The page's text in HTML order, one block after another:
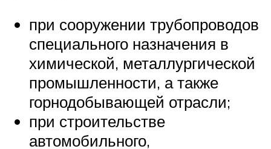
при сооружении трубопроводов
специального назначения в
химической, металлургической
промышленности, а также
горнодобывающей отрасли;
при строительстве
автомобильного,